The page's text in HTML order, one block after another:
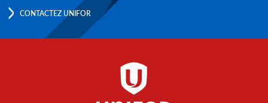
CONTACTEZ UNIFOR